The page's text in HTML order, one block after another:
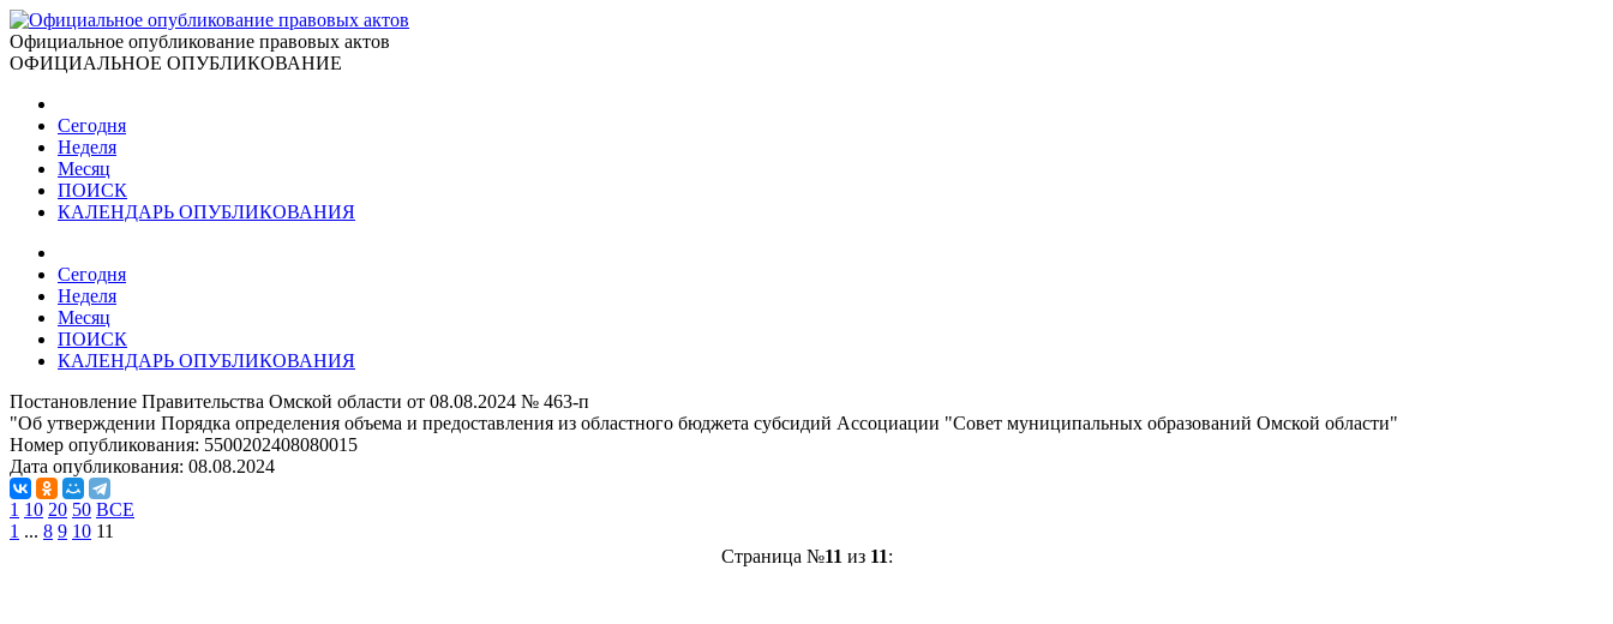
Официальное опубликование правовых актов
ОФИЦИАЛЬНОЕ ОПУБЛИКОВАНИЕ
Сегодня
Неделя
Месяц
ПОИСК
КАЛЕНДАРЬ ОПУБЛИКОВАНИЯ
Сегодня
Неделя
Месяц
ПОИСК
КАЛЕНДАРЬ ОПУБЛИКОВАНИЯ
Постановление Правительства Омской области от 08.08.2024 № 463-п
"Об утверждении Порядка определения объема и предоставления из областного бюджета субсидий Ассоциации "Совет муниципальных образований Омской области"
Номер опубликования: 5500202408080015
Дата опубликования: 08.08.2024
1 10 20 50 ВСЕ
1 ... 8 9 10 11
Страница №11 из 11: